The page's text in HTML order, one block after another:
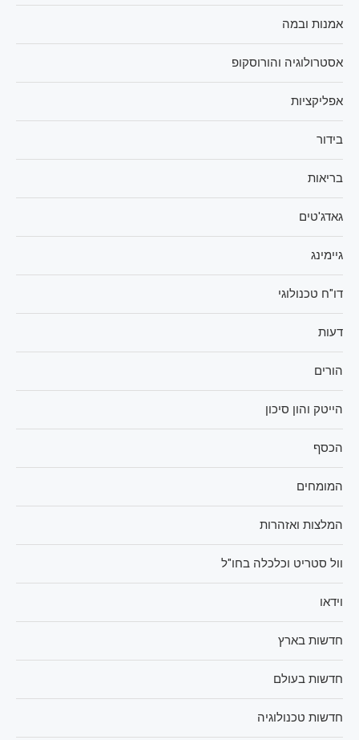
אמנות ובמה
אסטרולוגיה והורוסקופ
אפליקציות
בידור
בריאות
גאדג'טים
גיימינג
דו"ח טכנולוגי
דעות
הורים
הייטק והון סיכון
הכסף
המומחים
המלצות ואזהרות
וול סטריט וכלכלה בחו"ל
וידאו
חדשות בארץ
חדשות בעולם
חדשות טכנולוגיה